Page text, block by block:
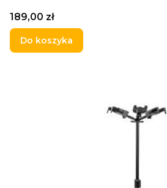
Cena
189,00 zł
Do koszyka